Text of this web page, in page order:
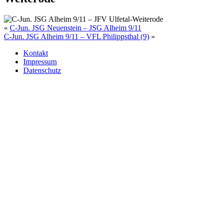
« C-Jun. JSG Neuenstein – JSG Alheim 9/11
C-Jun. JSG Alheim 9/11 – VFL Philippsthal (9) »
Kontakt
Impressum
Datenschutz